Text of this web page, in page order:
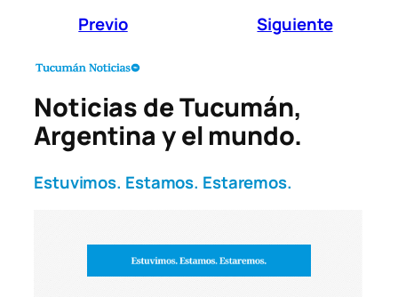
Previo Siguiente
Noticias de Tucumán,
Argentina y el mundo.
Estuvimos. Estamos. Estaremos.